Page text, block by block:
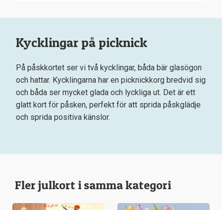
Kycklingar på picknick
På påskkortet ser vi två kycklingar, båda bär glasögon
och hattar. Kycklingarna har en picknickkorg bredvid sig
och båda ser mycket glada och lyckliga ut. Det är ett
glatt kort för påsken, perfekt för att sprida påskglädje
och sprida positiva känslor.
Fler julkort i samma kategori